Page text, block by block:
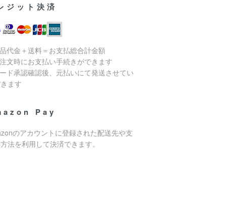
ジット決済
代金＋送料＝お支払総合計金額
文時にお支払い手続きができます
ド承認確認後、元払いにて発送させてい
ます
Pay
のアカウントに登録された配送先や支
法を利用して決済できます。